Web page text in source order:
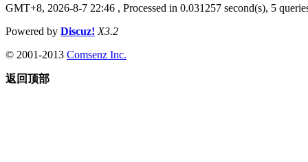
GMT+8, 2026-8-7 22:46 , Processed in 0.031257 second(s), 5
Powered by Discuz! X3.2
© 2001-2013 Comsenz Inc.
返回顶部